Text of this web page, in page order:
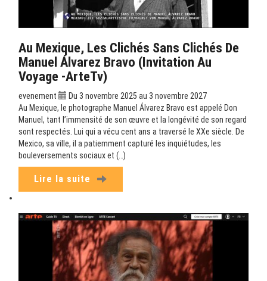
Au Mexique, Les Clichés Sans Clichés De
Manuel Álvarez Bravo (Invitation Au
Voyage -ArteTv)
evenement
Du 3 novembre 2025 au 3 novembre 2027
Au Mexique, le photographe Manuel Álvarez Bravo est appelé Don
Manuel, tant l’immensité de son œuvre et la longévité de son regard
sont respectés. Lui qui a vécu cent ans a traversé le XXe siècle. De
Mexico, sa ville, il a patiemment capturé les inquiétudes, les
bouleversements sociaux et (…)
Lire la suite